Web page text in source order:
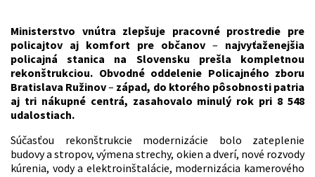
Ministerstvo vnútra zlepšuje pracovné prostredie pre
policajtov aj komfort pre občanov – najvyťaženejšia
policajná stanica na Slovensku prešla kompletnou
rekonštrukciou. Obvodné oddelenie Policajného zboru
Bratislava Ružinov– západ, do ktorého pôsobnosti patria
aj tri nákupné centrá, zasahovalo minulý rok pri 8 548
udalostiach.
Súčasťou rekonštrukcie modernizácie bolo zateplenie
budovy a stropov, výmena strechy, okien a dverí, nové rozvody
kúrenia, vody a elektroinštalácie, modernizácia kamerového